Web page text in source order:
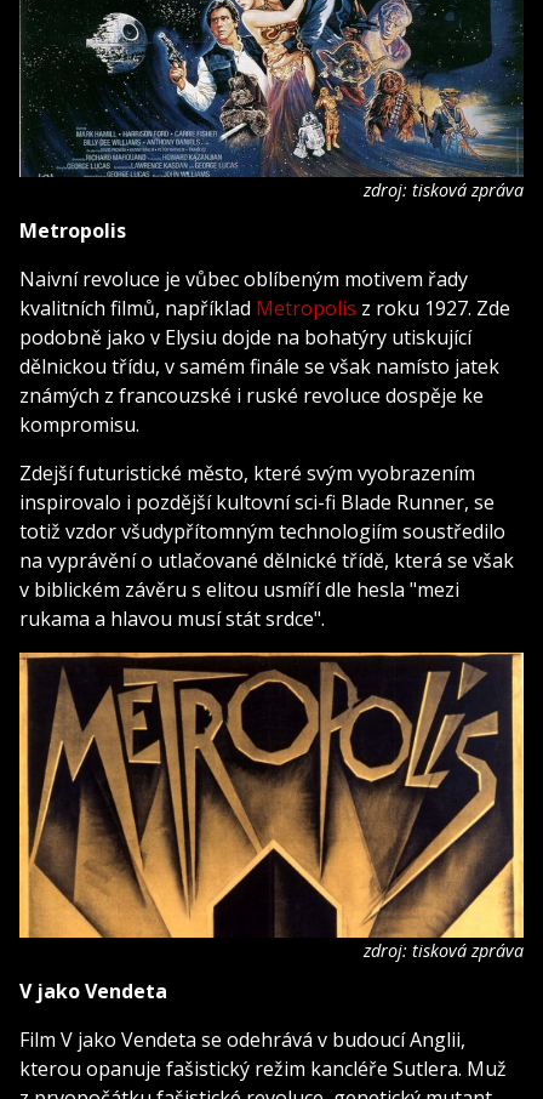
zdroj: tisková zpráva
Metropolis
Naivní revoluce je vůbec oblíbeným motivem řady
kvalitních filmů, například Metropolis z roku 1927. Zde
podobně jako v Elysiu dojde na bohatýry utiskující
dělnickou třídu, v samém finále se však namísto jatek
známých z francouzské i ruské revoluce dospěje ke
kompromisu.
Zdejší futuristické město, které svým vyobrazením
inspirovalo i pozdější kultovní sci-fi Blade Runner, se
totiž vzdor všudypřítomným technologiím soustředilo
na vyprávění o utlačované dělnické třídě, která se však
v biblickém závěru s elitou usmíří dle hesla "mezi
rukama a hlavou musí stát srdce".
zdroj: tisková zpráva
V jako Vendeta
Film V jako Vendeta se odehrává v budoucí Anglii,
kterou opanuje fašistický režim kancléře Sutlera. Muž